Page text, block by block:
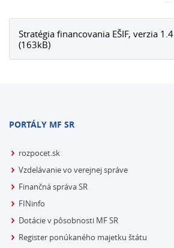
Stratégia financovania EŠIF, verzia 1.4
(163kB)
PORTÁLY MF SR
rozpocet.sk
Vzdelávanie vo verejnej správe
Finančná správa SR
FINinfo
Dotácie v pôsobnosti MF SR
Register ponúkaného majetku štátu